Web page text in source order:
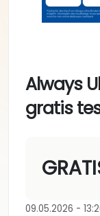
Always
gratis
09.05.2026 -